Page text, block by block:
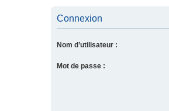
Connexion
Nom d’utilisateur :
Mot de passe :